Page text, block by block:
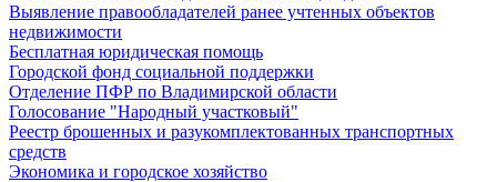
Выявление правообладателей ранее учтенных объектов
недвижимости
Бесплатная юридическая помощь
Городской фонд социальной поддержки
Отделение ПФР по Владимирской области
Голосование "Народный участковый"
Реестр брошенных и разукомплектованных транспортных
средств
Экономика и городское хозяйство